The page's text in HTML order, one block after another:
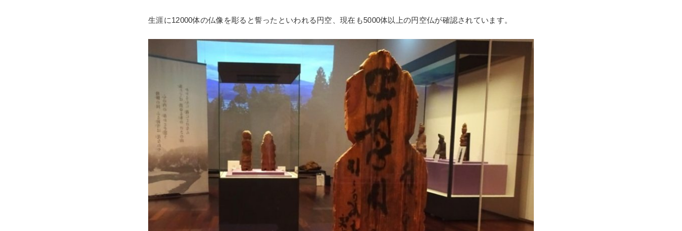
生涯に12000体の仏像を彫ると誓ったといわれる円空、現在も5000体以上の円空仏が確認されています。